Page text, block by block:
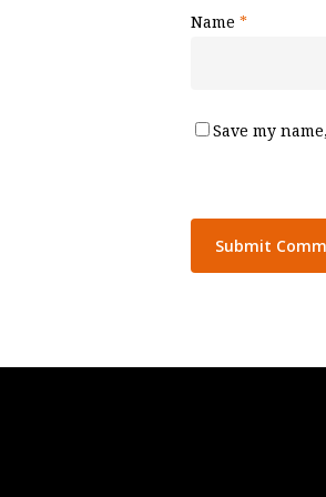
Name *
Save my